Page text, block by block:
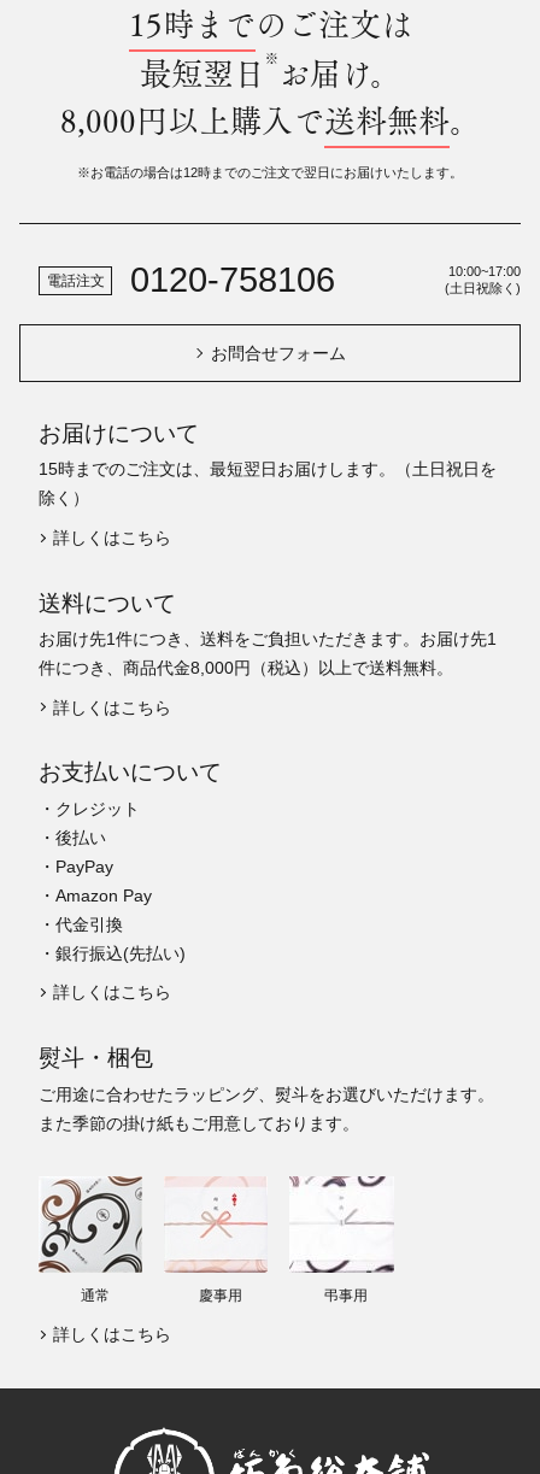
15時までのご注文は
最短翌日 ※ お届け。
8,000円以上購入で送料無料。
※お電話の場合は12時までのご注文で翌日にお届けいたします。
電話注文 0120-758106
10:00~17:00
(土日祝除く)
お問合せフォーム
お届けについて
15時までのご注文は、最短翌日お届けします。（土日祝日を
除く）
詳しくはこちら
送料について
お届け先1件につき、送料をご負担いただきます。お届け先1
件につき、商品代金8,000円（税込）以上で送料無料。
詳しくはこちら
お支払いについて
・クレジット
・後払い
・PayPay
・Amazon Pay
・代金引換
・銀行振込(先払い)
詳しくはこちら
熨斗・梱包
ご用途に合わせたラッピング、熨斗をお選びいただけます。
また季節の掛け紙もご用意しております。
通常 慶事用 弔事用
詳しくはこちら